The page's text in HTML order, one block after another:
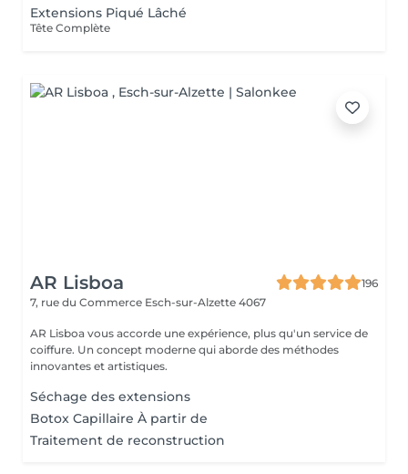
Extensions Piqué Lâché
Tête Complète
AR Lisboa
196
7, rue du Commerce Esch-sur-Alzette 4067
AR Lisboa vous accorde une expérience, plus qu'un service de
coiffure. Un concept moderne qui aborde des méthodes
innovantes et artistiques.
Séchage des extensions
Botox Capillaire À partir de
Traitement de reconstruction